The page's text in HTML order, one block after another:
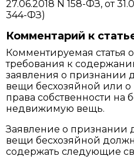
27.06.2018 N 158-ФЗ, от
344-ФЗ)
Комментарий к
Комментируемая статья
требования к
заявления о признании
вещи бесхозяйной или
права собственности на
недвижимую вещь.
Заявление о признании
вещи бесхозяйной
содержать следующие